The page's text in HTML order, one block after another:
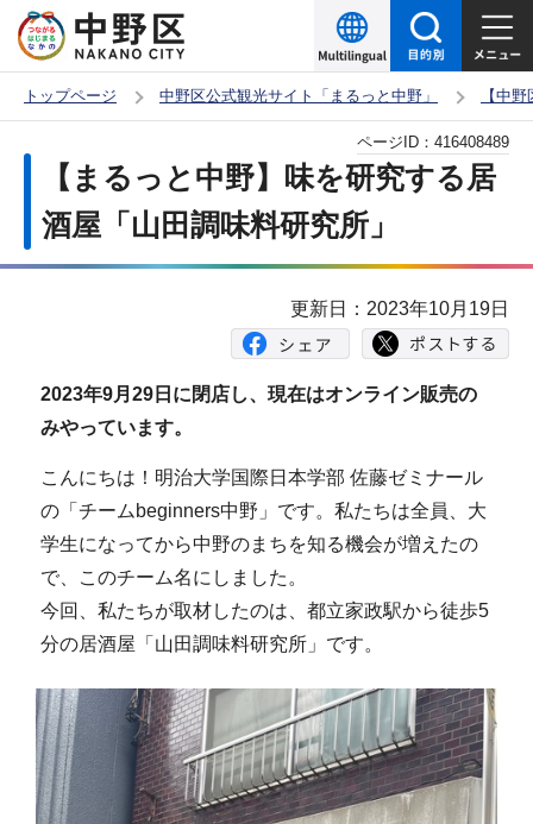
の
ー
トップページ 中野区公式観光サイト「まるっと中野」 【中
か
【まるっと中野】味を研究する居
酒屋「山田調味料研究所」
ページID： 416408489
更新日：2023年10月19日
2023年9月29日に閉店し、現在はオンライン販売の
みやっています。
こんにちは！明治大学国際日本学部 佐藤ゼミナール
の「チームbeginners中野」です。私たちは全員、大
学生になってから中野のまちを知る機会が増えたの
で、このチーム名にしました。
今回、私たちが取材したのは、都立家政駅から徒歩5
分の居酒屋「山田調味料研究所」です。